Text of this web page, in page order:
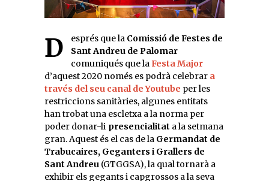
Després que la Comissió de Festes de
Sant Andreu de Palomar
comuniqués que laFesta Major
d’aquest 2020 només es podrà celebrar a
través del seu canal de Youtube per les
restriccions sanitàries, algunes entitats
han trobat una escletxa a la norma per
poder donar-li presencialitat a la setmana
gran. Aquest és el cas de la Germandat de
Trabucaires, Geganters i Grallers de
Sant Andreu (GTGGSA), la qual tornarà a
exhibir els gegants i capgrossos a la seva